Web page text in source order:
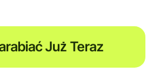
Już Teraz